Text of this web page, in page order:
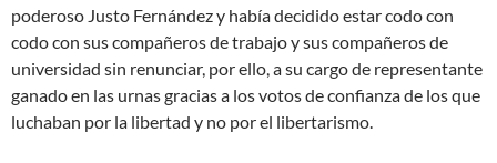
poderoso Justo Fernández y había decidido estar codo con
codo con sus compañeros de trabajo y sus compañeros de
universidad sin renunciar, por ello, a su cargo de representante
ganado en las urnas gracias a los votos de confianza de los que
luchaban por la libertad y no por el libertarismo.